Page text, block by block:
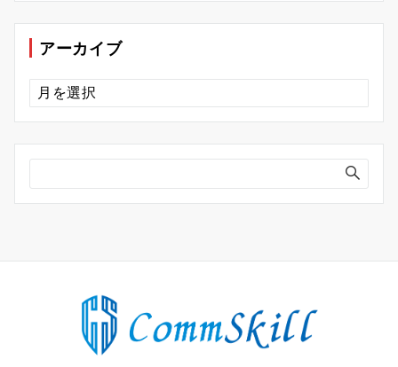
ー
アーカイブ
ア
ー
カ
ブ